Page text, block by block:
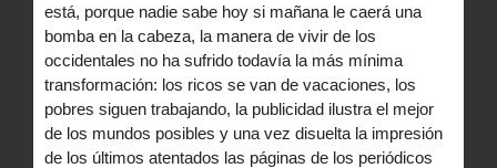
está, porque nadie sabe hoy si mañana le caerá una
bomba en la cabeza, la manera de vivir de los
occidentales no ha sufrido todavía la más mínima
transformación: los ricos se van de vacaciones, los
pobres siguen trabajando, la publicidad ilustra el mejor
de los mundos posibles y una vez disuelta la impresión
de los últimos atentados las páginas de los periódicos